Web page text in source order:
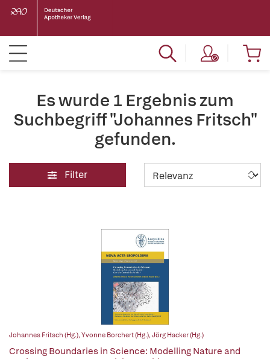
Es wurde 1 Ergebnis zum
Suchbegriff "Johannes Fritsch"
gefunden.
Filter
Johannes Fritsch (Hg.),Yvonne Borchert (Hg.),Jörg Hacker (Hg.)
Crossing Boundaries in Science: Modelling Nature and